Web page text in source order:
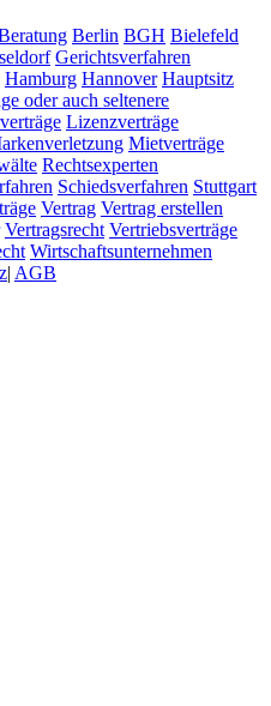
Berlin BGH Bielefeld
Gerichtsverfahren
Hamburg Hannover Hauptsitz
oder auch seltenere
Lizenzverträge
Mietverträge
Rechtsexperten
Schiedsverfahren Stuttgart
Vertrag Vertrag erstellen
Vertragsrecht Vertriebsverträge
Wirtschaftsunternehmen
| AGB